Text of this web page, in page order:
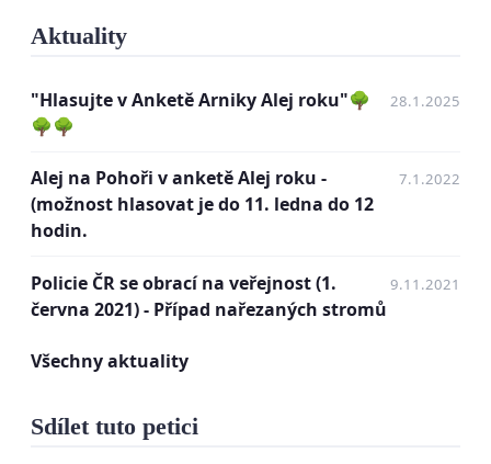
na Vsetíně,
Vážení představitelé obce Zašová, obecního úřadu v Zašové,
Vážení představitelé projekční kanceláře AGPOL, z Olomouce
Vážení představitelé zhotovitele - společnosti STRABAG
dále na vědomí
Ministerstvo životního prostředí
Ministerstvo pro místní rozvoj
Aktuality
"Hlasujte v Anketě Arniky Alej roku"🌳
🌳🌳
28.1.2025
Alej na Pohoři v anketě Alej roku -
(možnost hlasovat je do 11. ledna do 12
hodin.
7.1.2022
Policie ČR se obrací na veřejnost (1.
června 2021) - Případ nařezaných stromů
9.11.2021
Všechny aktuality
Sdílet tuto petici